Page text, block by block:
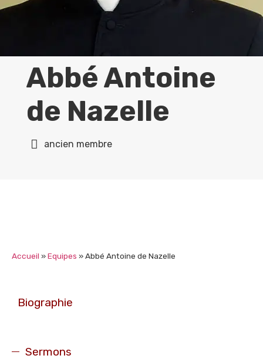
Abbé Antoine
de Nazelle
ancien membre
Accueil »Equipes »Abbé Antoine de Nazelle
Biographie
Sermons